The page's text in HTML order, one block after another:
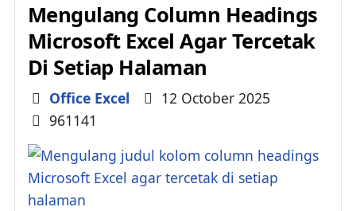
Mengulang Column Headings
Microsoft Excel Agar Tercetak
Di Setiap Halaman
Details
Office Excel
12 October 2025
961141